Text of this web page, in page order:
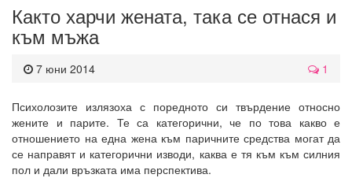
Както харчи жената, така се отнася и
към мъжа
7 юни 2014 1
Психолозите излязоха с поредното си твърдение относно
жените и парите. Те са категорични, че по това какво е
отношението на една жена към паричните средства могат да
се направят и категорични изводи, каква е тя към към силния
пол и дали връзката има перспектива.